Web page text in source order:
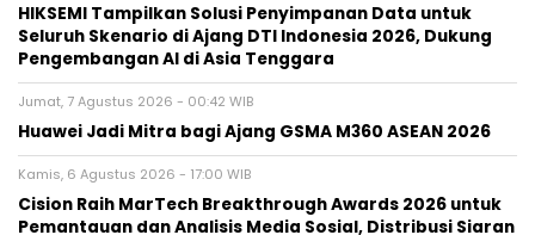
HIKSEMI Tampilkan Solusi Penyimpanan Data untuk
Seluruh Skenario di Ajang DTI Indonesia 2026, Dukung
Pengembangan AI di Asia Tenggara
Jumat, 7 Agustus 2026 - 00:42 WIB
Huawei Jadi Mitra bagi Ajang GSMA M360 ASEAN 2026
Kamis, 6 Agustus 2026 - 17:00 WIB
Cision Raih MarTech Breakthrough Awards 2026 untuk
Pemantauan dan Analisis Media Sosial, Distribusi Siaran